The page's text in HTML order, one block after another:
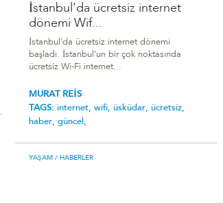
İstanbul'da ücretsiz internet
dönemi Wif...
İstanbul'da ücretsiz internet dönemi
başladı. İstanbul'un bir çok noktasında
ücretsiz Wi-Fi internet...
MURAT REİS
TAGS: internet, wifi, üsküdar, ücretsiz,
haber, güncel,
YAŞAM / HABERLER